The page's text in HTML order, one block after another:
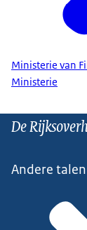
Ministerie van
Ministerie
De
Andere talen